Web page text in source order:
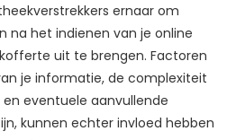
ernaar om
na het indienen van je online
uit te brengen. Factoren
je informatie, de complexiteit
eventuele aanvullende
kunnen echter invloed hebben